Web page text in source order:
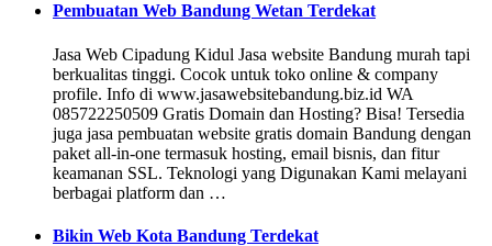
Pembuatan Web Bandung Wetan Terdekat
Jasa Web Cipadung Kidul Jasa website Bandung murah tapi
berkualitas tinggi. Cocok untuk toko online & company
profile. Info di www.jasawebsitebandung.biz.id WA
085722250509 Gratis Domain dan Hosting? Bisa! Tersedia
juga jasa pembuatan website gratis domain Bandung dengan
paket all-in-one termasuk hosting, email bisnis, dan fitur
keamanan SSL. Teknologi yang Digunakan Kami melayani
berbagai platform dan …
Bikin Web Kota Bandung Terdekat